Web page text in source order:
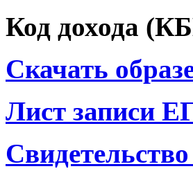
Код дохода
Скачать
Лист записи